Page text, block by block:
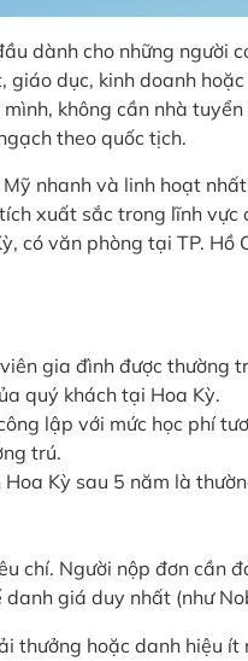
dành cho những người
dục, kinh doanh
không cần nhà
theo quốc tịch.
nhanh và linh hoạt
xuất sắc trong lĩnh vực
có văn phòng tại TP.
gia đình được thường
quý khách tại Hoa Kỳ.
lập với mức học phí
trú.
Kỳ sau 5 năm là
chí. Người nộp đơn cần
giá duy nhất (như
thưởng hoặc danh hiệu